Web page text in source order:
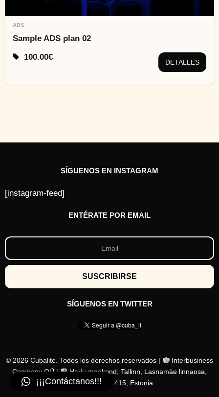
ADS
Sample ADS plan 02
100.00€
DETALLES
SÍGUENOS EN INSTAGRAM
[instagram-feed]
ENTÉRATE POR EMAIL
SÍGUENOS EN TWITTER
© 2026 Cubalite. Todos los derechos reservados |
Interbusiness
Company OÜ |
Harju maakond, Tallinn, Lasnamäe linnaosa,
Löötsa tn 2a, 11415, Estonia.
¡¡¡Contáctanos!!!